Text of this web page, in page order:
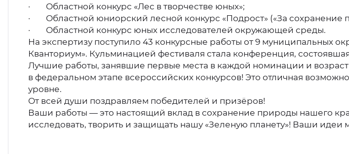
· Областной конкурс «Лес в творчестве юных»;
· Областной юниорский лесной конкурс «Подрост» («За сохранение
· Областной конкурс юных исследователей окружающей среды.
На экспертизу поступило 43 конкурсные работы от 9 муниципальных
Кванториум». Кульминацией фестиваля стала конференция,
Лучшие работы, занявшие первые места в каждой номинации и
в федеральном этапе всероссийских конкурсов! Это отличная
уровне.
От всей души поздравляем победителей и призёров!
Ваши работы — это настоящий вклад в сохранение природы нашего
исследовать, творить и защищать нашу «Зеленую планету»! Ваши идеи